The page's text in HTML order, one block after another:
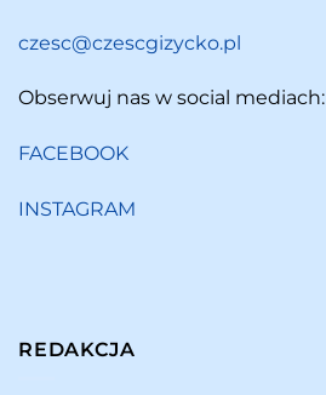
czesc@czescgizycko.pl
Obserwuj nas w social mediach:
FACEBOOK
INSTAGRAM
REDAKCJA